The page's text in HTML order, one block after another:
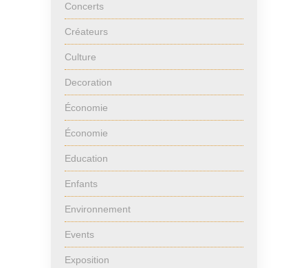
Concerts
Créateurs
Culture
Decoration
Économie
Économie
Education
Enfants
Environnement
Events
Exposition